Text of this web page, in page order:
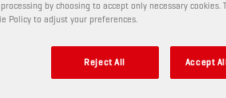
HUILES DE COUPE
by choosing to accept only necessary cookies.
Policy to adjust your preferences.
Reject All Accept